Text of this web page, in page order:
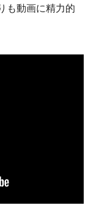
も動画に精力的